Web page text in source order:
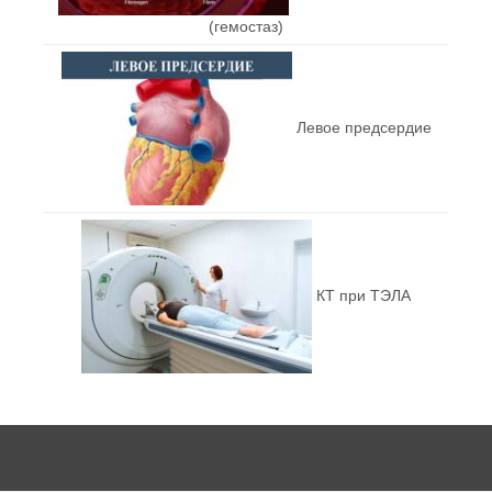
(гемостаз)
Левое предсердие
КТ при ТЭЛА